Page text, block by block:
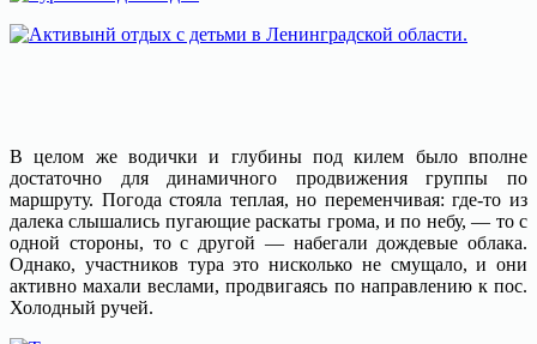
В целом же водички и глубины под килем было вполне
достаточно для динамичного продвижения группы по
маршруту. Погода стояла теплая, но переменчивая: где-то из
далека слышались пугающие раскаты грома, и по небу, — то с
одной стороны, то с другой — набегали дождевые облака.
Однако, участников тура это нисколько не смущало, и они
активно махали веслами, продвигаясь по направлению к пос.
Холодный ручей.